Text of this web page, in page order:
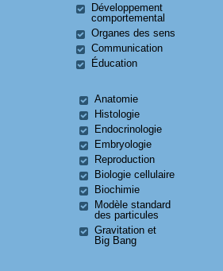
Développement
comportemental
Organes des sens
Communication
Éducation
Anatomie
Histologie
Endocrinologie
Embryologie
Reproduction
Biologie cellulaire
Biochimie
Modèle standard
des particules
Gravitation et
Big Bang